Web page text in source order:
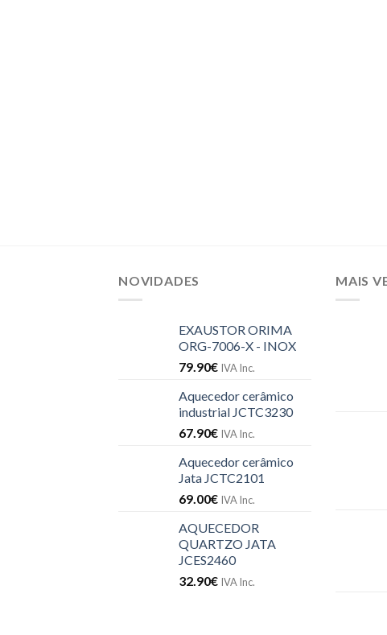
NOVIDADES
EXAUSTOR ORIMA
ORG-7006-X - INOX
79.90€ IVA Inc.
Aquecedor cerâmico
industrial JCTC3230
67.90€ IVA Inc.
Aquecedor cerâmico
Jata JCTC2101
69.00€ IVA Inc.
AQUECEDOR
QUARTZO JATA
JCES2460
32.90€ IVA Inc.
MAIS